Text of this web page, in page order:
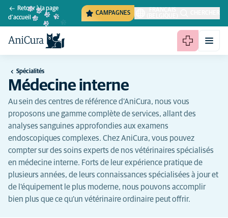
Retour à la page
d'accueil
CAMPAGNES
Spécialités
Médecine interne
Au sein des centres de référence d'AniCura, nous vous
proposons une gamme complète de services, allant des
analyses sanguines approfondies aux examens
endoscopiques complexes. Chez AniCura, vous pouvez
compter sur des soins experts de nos vétérinaires spécialisés
en médecine interne. Forts de leur expérience pratique de
plusieurs années, de leurs connaissances spécialisées à jour et
de l'équipement le plus moderne, nous pouvons accomplir
bien plus que ce qu'un vétérinaire ordinaire peut offrir.